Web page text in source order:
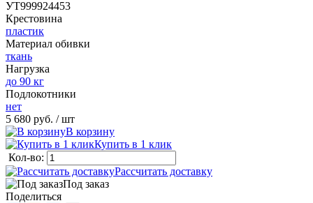
УТ999924453
Крестовина
пластик
Материал обивки
ткань
Нагрузка
до 90 кг
Подлокотники
нет
5 680 руб. / шт
В корзину
Купить в 1 клик
Кол-во:
Рассчитать доставку
Под заказ
Поделиться